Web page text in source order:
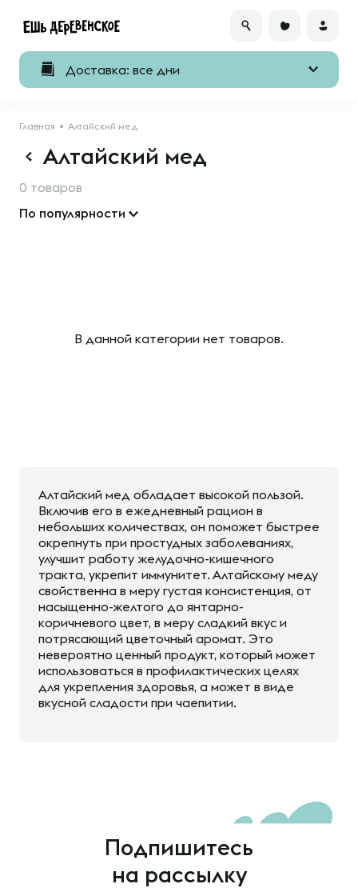
Доставка: все дни
Главная Алтайский мед
Алтайский мед
0 товаров
По популярности
В данной категории нет товаров.
Алтайский мед обладает высокой пользой.
Включив его в ежедневный рацион в
небольших количествах, он поможет быстрее
окрепнуть при простудных заболеваниях,
улучшит работу желудочно-кишечного
тракта, укрепит иммунитет. Алтайскому меду
свойственна в меру густая консистенция, от
насыщенно-желтого до янтарно-
коричневого цвет, в меру сладкий вкус и
потрясающий цветочный аромат. Это
невероятно ценный продукт, который может
использоваться в профилактических целях
для укрепления здоровья, а может в виде
вкусной сладости при чаепитии.
Подпишитесь
на рассылку